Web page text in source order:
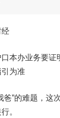
经
本办业务要证
引为准
”的难题，这
。